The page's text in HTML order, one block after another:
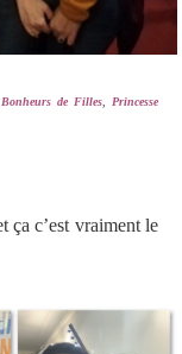
Bonheurs de Filles,Princesse
ça c’est vraiment le